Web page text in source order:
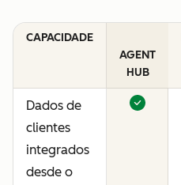
CAPACIDADE
AGENT
HUB
Dados de
clientes
integrados
desde o